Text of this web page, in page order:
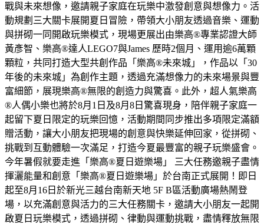
戰與未來想像，邀請親子家庭在玩樂中激發創意與想像力。活
動規劃三大關卡展開夏日冒險，帶領大小朋友透過音樂、運動
與拼砌一同開啟玩樂模式，現場更展出由樂高®專業認證大師
黃彥智、樂高®達人LEGO7與James 歷時2個月、運用逾6萬顆
顆粒，共同打造大型共創作品「樂高®未來城」，作品以「30
年後的未來城」為創作主題，透過充滿想像力的未來場景與豐
富細節，展現樂高®無限的創造力與驚喜。此外，超人氣樂高
®人偶小樂也將於8月1日及8月8日驚喜現身，陪伴親子家庭一
起留下夏日限定的玩樂回憶，活動期間同步推出多項限定滿額
贈活動，讓大小朋友把現場的創意與快樂延伸回家，從拼砌、
挑戰到互動體驗一次滿足，打造今夏最豐富的親子玩樂盛會。
今年暑假就要走進「樂高®夏日遊樂場」 三大任務邀親子盡情
揮灑能量和創意「樂高®夏日遊樂場」於台南正式展開！即日
起至8月16日於新光三越台南新天地 5F B區活動廣場熱鬧登
場，以充滿創意與活力的三大任務關卡，邀請大小朋友一起開
啟夏日玩樂模式，透過拼砌、律動與運動挑戰，盡情釋放無限